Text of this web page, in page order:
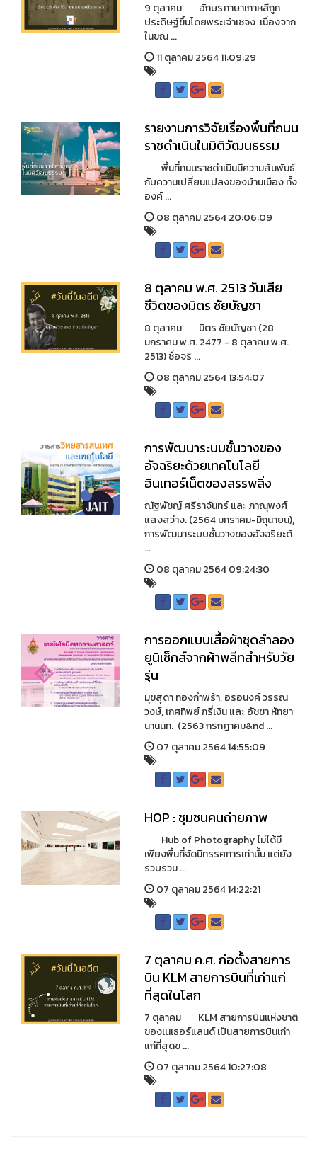
9 ตุลาคม อักษรภาษาเกาหลีถูก
ประดิษฐ์ขึ้นโดยพระเจ้าเซจง เนื่องจาก
ในขณ ...
11 ตุลาคม 2564 11:09:29
รายงานการวิจัยเรื่องพื้นที่ถนน
ราชดำเนินในมิติวัฒนธรรม
พื้นที่ถนนราชดำเนินมีความสัมพันธ์
กับความเปลี่ยนแปลงของบ้านเมือง ทั้ง
องค์ ...
08 ตุลาคม 2564 20:06:09
8 ตุลาคม พ.ศ. 2513 วันเสีย
ชีวิตของมิตร ชัยบัญชา
8 ตุลาคม มิตร ชัยบัญชา (28
มกราคม พ.ศ. 2477 - 8 ตุลาคม พ.ศ.
2513) ชื่อจริ ...
08 ตุลาคม 2564 13:54:07
การพัฒนาระบบชั้นวางของ
อัจฉริยะด้วยเทคโนโลยี
อินเทอร์เน็ตของสรรพสิ่ง
ณัฐพัชญ์ ศรีราจันทร์ และ ภาณุพงศ์
แสงสว่าง. (2564 มกราคม-มิถุนายน),
การพัฒนาระบบชั้นวางของอัจฉริยะด้
...
08 ตุลาคม 2564 09:24:30
การออกแบบเสื้อผ้าชุดลําลอง
ยูนิเซ็กส์จากผ้าพลีทสําหรับวัย
รุ่น
มุขสุดา ทองกําพร้า, อรอนงค์ วรรณ
วงษ์, เกศทิพย์ กรี่เงิน และ อัชชา หัทยา
นานนท. (2563 กรกฎาคม&nd ...
07 ตุลาคม 2564 14:55:09
HOP : ชุมชนคนถ่ายภาพ
Hub of Photography ไม่ได้มี
เพียงพื้นที่จัดนิทรรศการเท่านั้น แต่ยัง
รวบรวม ...
07 ตุลาคม 2564 14:22:21
7​ ตุลาคม ค.ศ. ก่อตั้งสายการ
บิน KLM สายการบินที่เก่าแก่
ที่สุดในโลก
7 ตุลาคม KLM สายการบินแห่งชาติ
ของเนเธอร์แลนด์ เป็นสายการบินเก่า
แก่ที่สุดข ...
07 ตุลาคม 2564 10:27:08